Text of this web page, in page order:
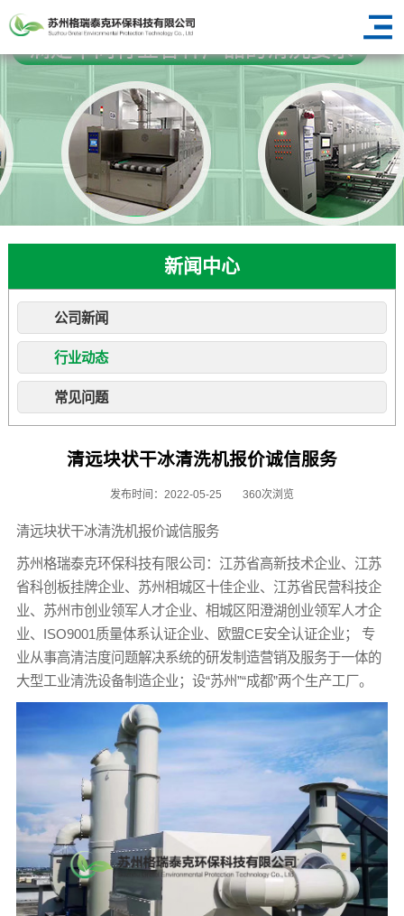
新闻中心
公司新闻
行业动态
常见问题
清远块状干冰清洗机报价诚信服务
发布时间：2022-05-25 360次浏览
清远块状干冰清洗机报价诚信服务
苏州格瑞泰克环保科技有限公司：江苏省高新技术企业、江苏
省科创板挂牌企业、苏州相城区十佳企业、江苏省民营科技企
业、苏州市创业领军人才企业、相城区阳澄湖创业领军人才企
业、ISO9001质量体系认证企业、欧盟CE安全认证企业； 专
业从事高清洁度问题解决系统的研发制造营销及服务于一体的
大型工业清洗设备制造企业；设“苏州”“成都”两个生产工厂。